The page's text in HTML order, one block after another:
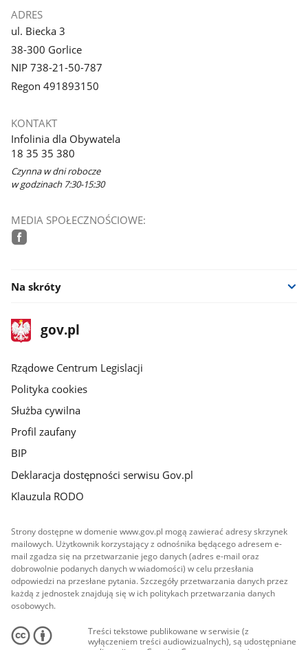
ADRES
ul. Biecka 3
38-300 Gorlice
NIP 738-21-50-787
Regon 491893150
KONTAKT
Infolinia dla Obywatela
18 35 35 380
Czynna w dni robocze
w godzinach 7:30-15:30
MEDIA SPOŁECZNOŚCIOWE:
Na skróty
stopka
gov.plStrona
gov.pl
Rządowe Centrum Legislacji
Polityka cookies
Służba cywilna
Profil zaufany
BIP
Deklaracja dostępności serwisu Gov.pl
Klauzula RODO
Strony dostępne w domenie www.gov.pl mogą zawierać adresy skrzynek
mailowych. Użytkownik korzystający z odnośnika będącego adresem e-
mail zgadza się na przetwarzanie jego danych (adres e-mail oraz
dobrowolnie podanych danych w wiadomości) w celu przesłania
odpowiedzi na przesłane pytania. Szczegóły przetwarzania danych przez
każdą z jednostek znajdują się w ich politykach przetwarzania danych
osobowych.
Treści tekstowe publikowane w serwisie (z
wyłączeniem treści audiowizualnych), są udostępniane